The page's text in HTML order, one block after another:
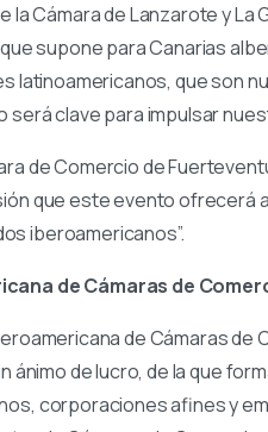
la Cámara de Lanzarote y La
supone para Canarias
latinoamericanos, que son
clave para impulsar
de Comercio de
que este evento ofrecerá
iberoamericanos”.
de Cámaras de
de Cámaras de
ánimo de lucro, de la que
corporaciones afines y